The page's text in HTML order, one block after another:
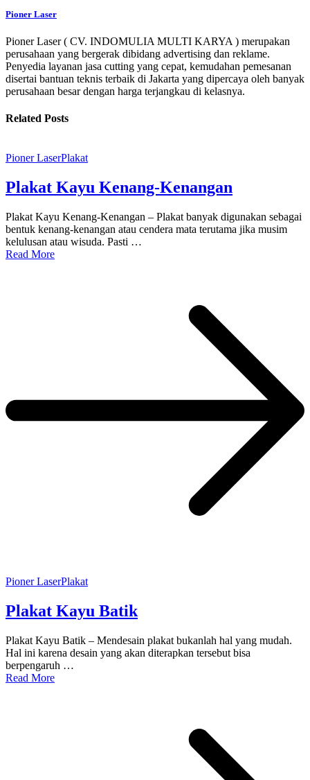
Pioner Laser
Pioner Laser ( CV. INDOMULIA MULTI KARYA ) merupakan
perusahaan yang bergerak dibidang advertising dan reklame.
Penyedia layanan jasa cutting yang cepat, kemudahan pemesanan
disertai bantuan teknis terbaik di Jakarta yang dipercaya oleh banyak
perusahaan besar dengan harga terjangkau di kelasnya.
Related Posts
Pioner LaserPlakat
Plakat Kayu Kenang-Kenangan
Plakat Kayu Kenang-Kenangan – Plakat banyak digunakan sebagai
bentuk kenang-kenangan atau cendera mata terutama jika musim
kelulusan atau wisuda. Pasti …
Read More
Pioner LaserPlakat
Plakat Kayu Batik
Plakat Kayu Batik – Mendesain plakat bukanlah hal yang mudah.
Hal ini karena desain yang akan diterapkan tersebut bisa
berpengaruh …
Read More